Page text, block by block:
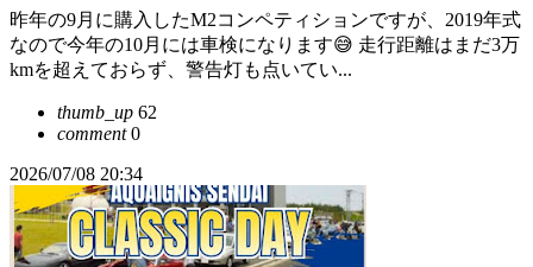
昨年の9月に購入したM2コンペティションですが、2019年式
なので今年の10月には車検になります😅 走行距離はまだ3万
kmを超えておらず、警告灯も点いてい...
thumb_up 62
comment0
2026/07/08 20:34